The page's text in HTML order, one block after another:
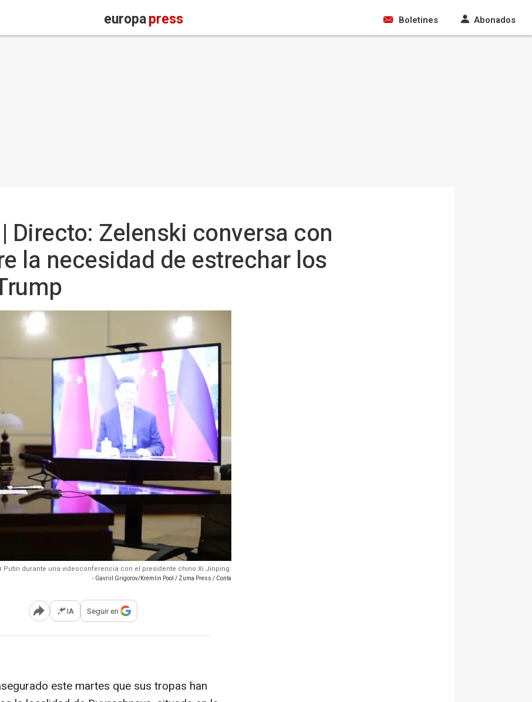
europapress Boletines Abonados
Directo: Zelenski conversa con
la necesidad de estrechar los
Putin durante una videoconferencia con el presidente chino Xi Jinping.
- Gavriil Grigorov/Kremlin Pool / Zuma Press / Conta
Abrir opciones para compartir
IA Seguir en
este martes que sus tropas han